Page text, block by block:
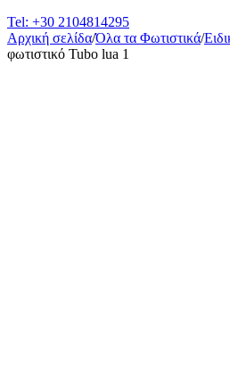
Tel: +30 2104814295
Αρχική σελίδα/Όλα τα Φωτιστικά/
φωτιστικό Tubo lua 1